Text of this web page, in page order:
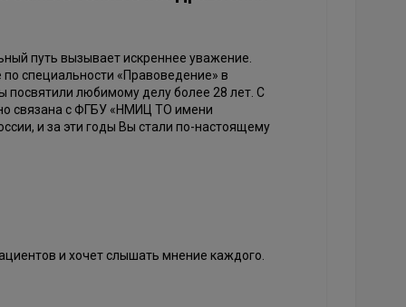
путь вызывает искреннее уважение.
специальности «Правоведение» в
любимому делу более 28 лет. С
связана с ФГБУ «НМИЦ ТО имени
и за эти годы Вы стали по-настоящему
и хочет слышать мнение каждого.